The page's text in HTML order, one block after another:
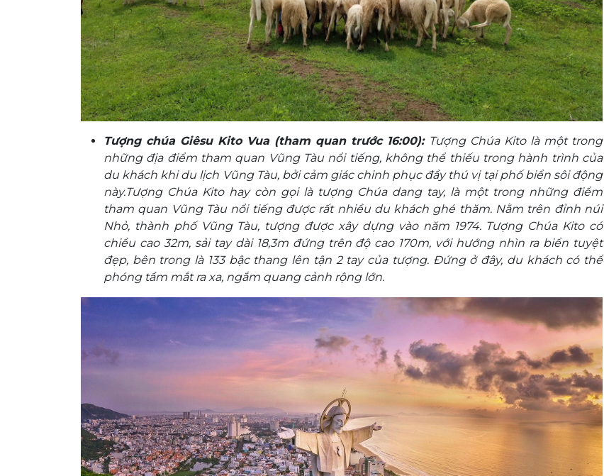
Tượng chúa Giêsu Kito Vua (tham quan trước 16:00): Tượng Chúa Kito là một trong
những địa điểm tham quan Vũng Tàu nổi tiếng, không thể thiếu trong hành trình của
du khách khi du lịch Vũng Tàu, bởi cảm giác chinh phục đầy thú vị tại phố biển sôi động
này.Tượng Chúa Kito hay còn gọi là tượng Chúa dang tay, là một trong những điểm
tham quan Vũng Tàu nổi tiếng được rất nhiều du khách ghé thăm. Nằm trên đỉnh núi
Nhỏ, thành phố Vũng Tàu, tượng được xây dựng vào năm 1974. Tượng Chúa Kito có
chiều cao 32m, sải tay dài 18,3m đứng trên độ cao 170m, với hướng nhìn ra biển tuyệt
đẹp, bên trong là 133 bậc thang lên tận 2 tay của tượng. Đứng ở đây, du khách có thể
phóng tầm mắt ra xa, ngắm quang cảnh rộng lớn.